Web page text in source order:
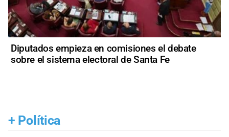
Diputados empieza en comisiones el debate
sobre el sistema electoral de Santa Fe
+ Política